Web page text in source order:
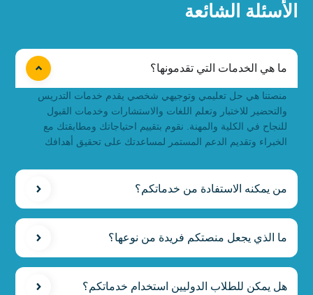
الأسئلة الشائعة
ما هي الخدمات التي تقدمونها؟
منصتنا هي حل تعليمي وتوجيهي شخصي يقدم خدمات التدريس
والتحضير للاختبار وتعلم اللغات والاستشارات وخدمات القبول
للنجاح في الكلية والمهنة. نقوم بتقييم احتياجاتك ومطابقتك مع
الخبراء وتقديم الدعم المستمر لمساعدتك على تحقيق أهدافك
من يمكنه الاستفادة من خدماتكم؟
ما الذي يجعل منصتكم فريدة من نوعها؟
هل يمكن للطلاب الدوليين استخدام خدماتكم؟